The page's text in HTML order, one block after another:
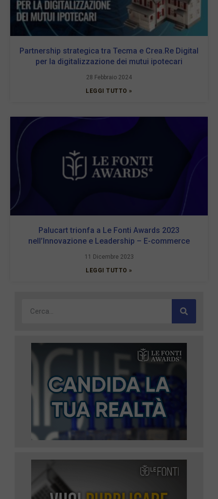
Partnership strategica tra Tecma e Crea.Re Digital
per la digitalizzazione dei mutui ipotecari
28 Febbraio 2024
LEGGI TUTTO »
Palucart trionfa a Le Fonti Awards 2023
nell’Innovazione e Leadership – E-commerce
11 Dicembre 2023
LEGGI TUTTO »